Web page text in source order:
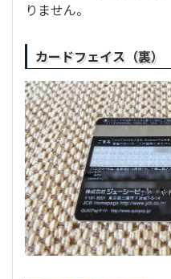
りません。
カードフェイス（裏）